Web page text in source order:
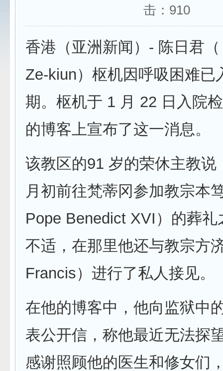
击： 910
香港（亚洲新闻）- 陈日君
Ze-kiun）枢机因呼吸困难已
期。枢机于 1 月 22 日入院
的博客上宣布了这一消息。
该教区的91 岁的荣休主教说
月初前往梵蒂冈参加教宗本
Pope Benedict XVI）的葬礼
不适，在那里他还与教宗方
Francis）进行了私人接见。
在他的博客中，他向监狱中
表公开信，称他最近无法探
感谢照顾他的医生和修女们